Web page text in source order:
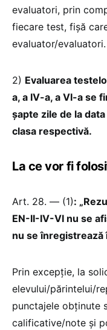
evaluatori, prin
fiecare test, fișă
evaluator/evaluatori.
2) Evaluarea
a, a IV-a, a VI-a se
șapte zile de la
clasa respectivă.
La ce vor fi
Art. 28. — (1):
EN-II-IV-VI nu se
nu se înregistrează
Prin excepție, la
elevului/părintelui/
punctajele obținute
calificative/note și